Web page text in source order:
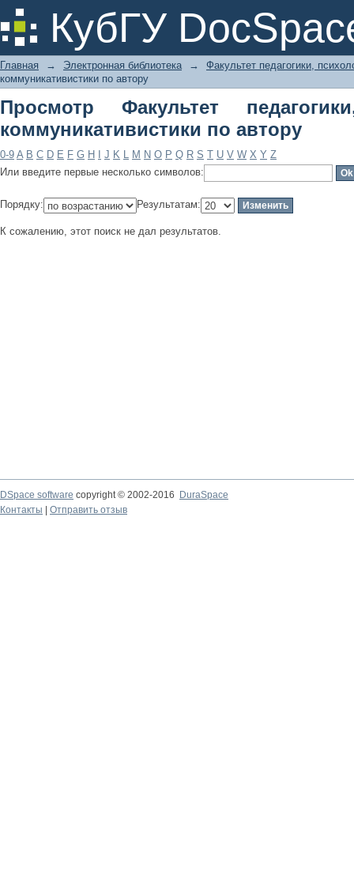
КубГУ
Просмотр Факультет
автору
Главная → Электронная библиотека →
Факультет педагогики,
коммуникативистики по автору
Просмотр Факультет
коммуникативистики по автору
0-9 A B C D E F G H J K L M N O P Q R S T U V W X Y Z
Или введите первые несколько символов:
Порядку: Результатам:
К сожалению, этот поиск не дал результатов.
DSpace software copyright © 2002-2016
DuraSpace
Контакты
Отправить отзыв